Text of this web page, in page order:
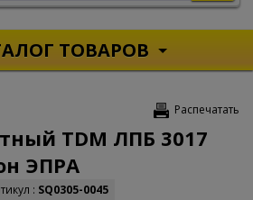
ТОВАРОВ
Распечатать
TDM ЛПБ 3017
ЭПРА
: SQ0305-0045